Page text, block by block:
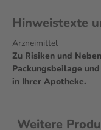
Hinweistexte
Arzneimittel
Zu Risiken und
Packungsbeilage
in Ihrer Apotheke.
Weitere